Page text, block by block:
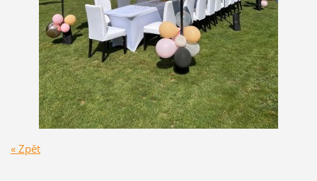
« Zpět